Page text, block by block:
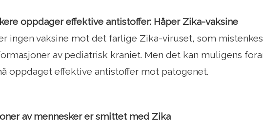
oppdager effektive antistoffer: Håper Zika-vaksine
ingen vaksine mot det farlige Zika-viruset, som
av pediatrisk kraniet. Men det kan muligens
oppdaget effektive antistoffer mot patogenet.
av mennesker er smittet med Zika